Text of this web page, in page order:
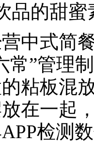
品的甜
中式简
常”管理
粘板混
在一起
检测